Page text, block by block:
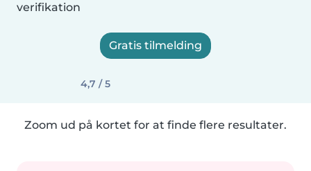
verifikation
Gratis tilmelding
4,7 / 5
Zoom ud på kortet for at finde flere resultater.